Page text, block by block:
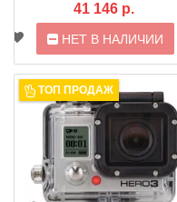
41 146 р.
НЕТ В НАЛИЧИИ
ТОП ПРОДАЖ